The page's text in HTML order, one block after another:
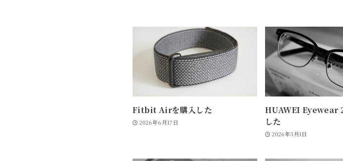
Fitbit Airを購入した
2026年6月17日
HUAWEI Eyewear
した
2026年3月1日